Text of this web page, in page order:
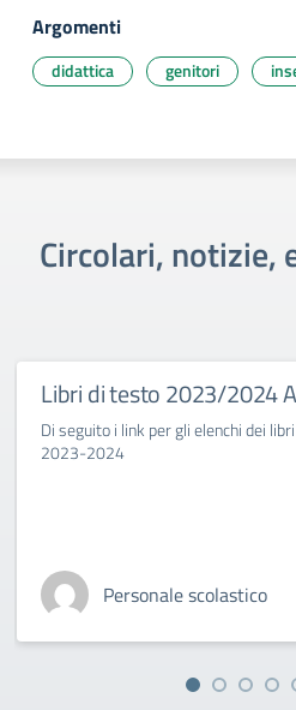
Argomenti
didattica genitori
Circolari, notizie,
Libri di testo 2023/2024
Di seguito i link per gli elenchi dei
2023-2024
Personale scolastico